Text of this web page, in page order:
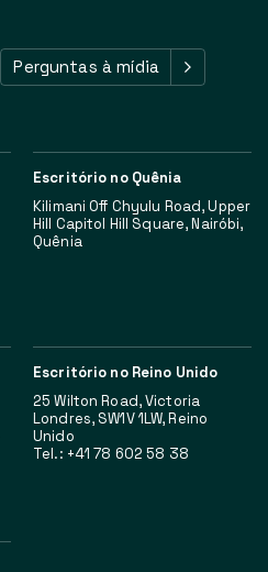
Perguntas à mídia
Escritório no Quênia
Kilimani Off Chyulu Road, Upper
Hill Capitol Hill Square, Nairóbi,
Quênia
Escritório no Reino Unido
25 Wilton Road, Victoria
Londres, SW1V 1LW, Reino
Unido
Tel.: +41 78 602 58 38